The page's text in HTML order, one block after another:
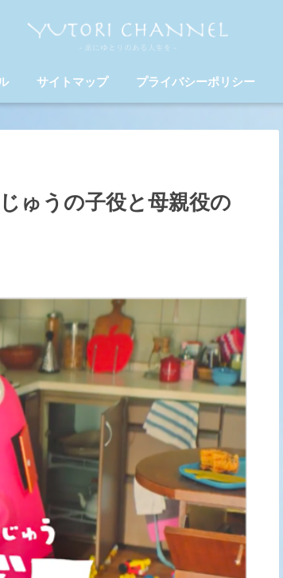
サイトマップ プライバシーポリシー
ゅうの子役と母親役の